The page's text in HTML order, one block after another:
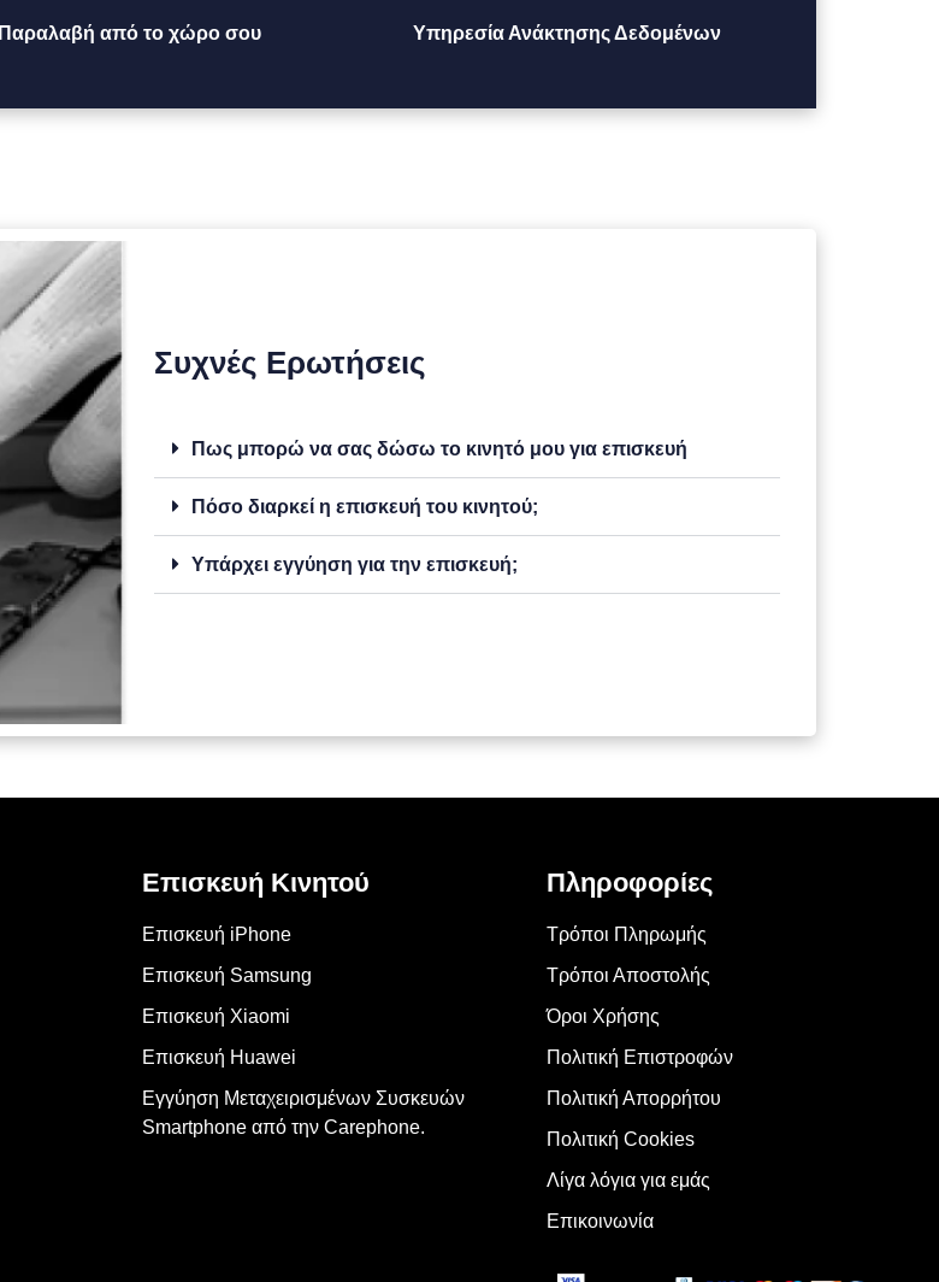
Παραλαβή από το χώρο σου Υπηρεσία Ανάκτησης Δεδομένων
Συχνές Ερωτήσεις
Πως μπορώ να σας δώσω το κινητό μου για επισκευή
Πόσο διαρκεί η επισκευή του κινητού;
Υπάρχει εγγύηση για την επισκευή;
Επισκευή Κινητού
Επισκευή iPhone
Επισκευή Samsung
Επισκευή Xiaomi
Επισκευή Huawei
Εγγύηση Μεταχειρισμένων Συσκευών
Smartphone από την Carephone.
Πληροφορίες
Τρόποι Πληρωμής
Τρόποι Αποστολής
Όροι Χρήσης
Πολιτική Επιστροφών
Πολιτική Απορρήτου
Πολιτική Cookies
Λίγα λόγια για εμάς
Επικοινωνία